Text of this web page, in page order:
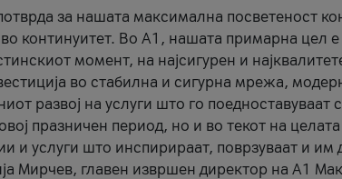
за нашата максимална посветеност
континуитет. Во А1, нашата примарна цел
момент, на најсигурен и
во стабилна и сигурна мрежа,
развој на услуги што го поедноставуваат
празничен период, но и во текот на
и услуги што инспирираат, поврзуваат и им
Мирчев, главен извршен директор на А1